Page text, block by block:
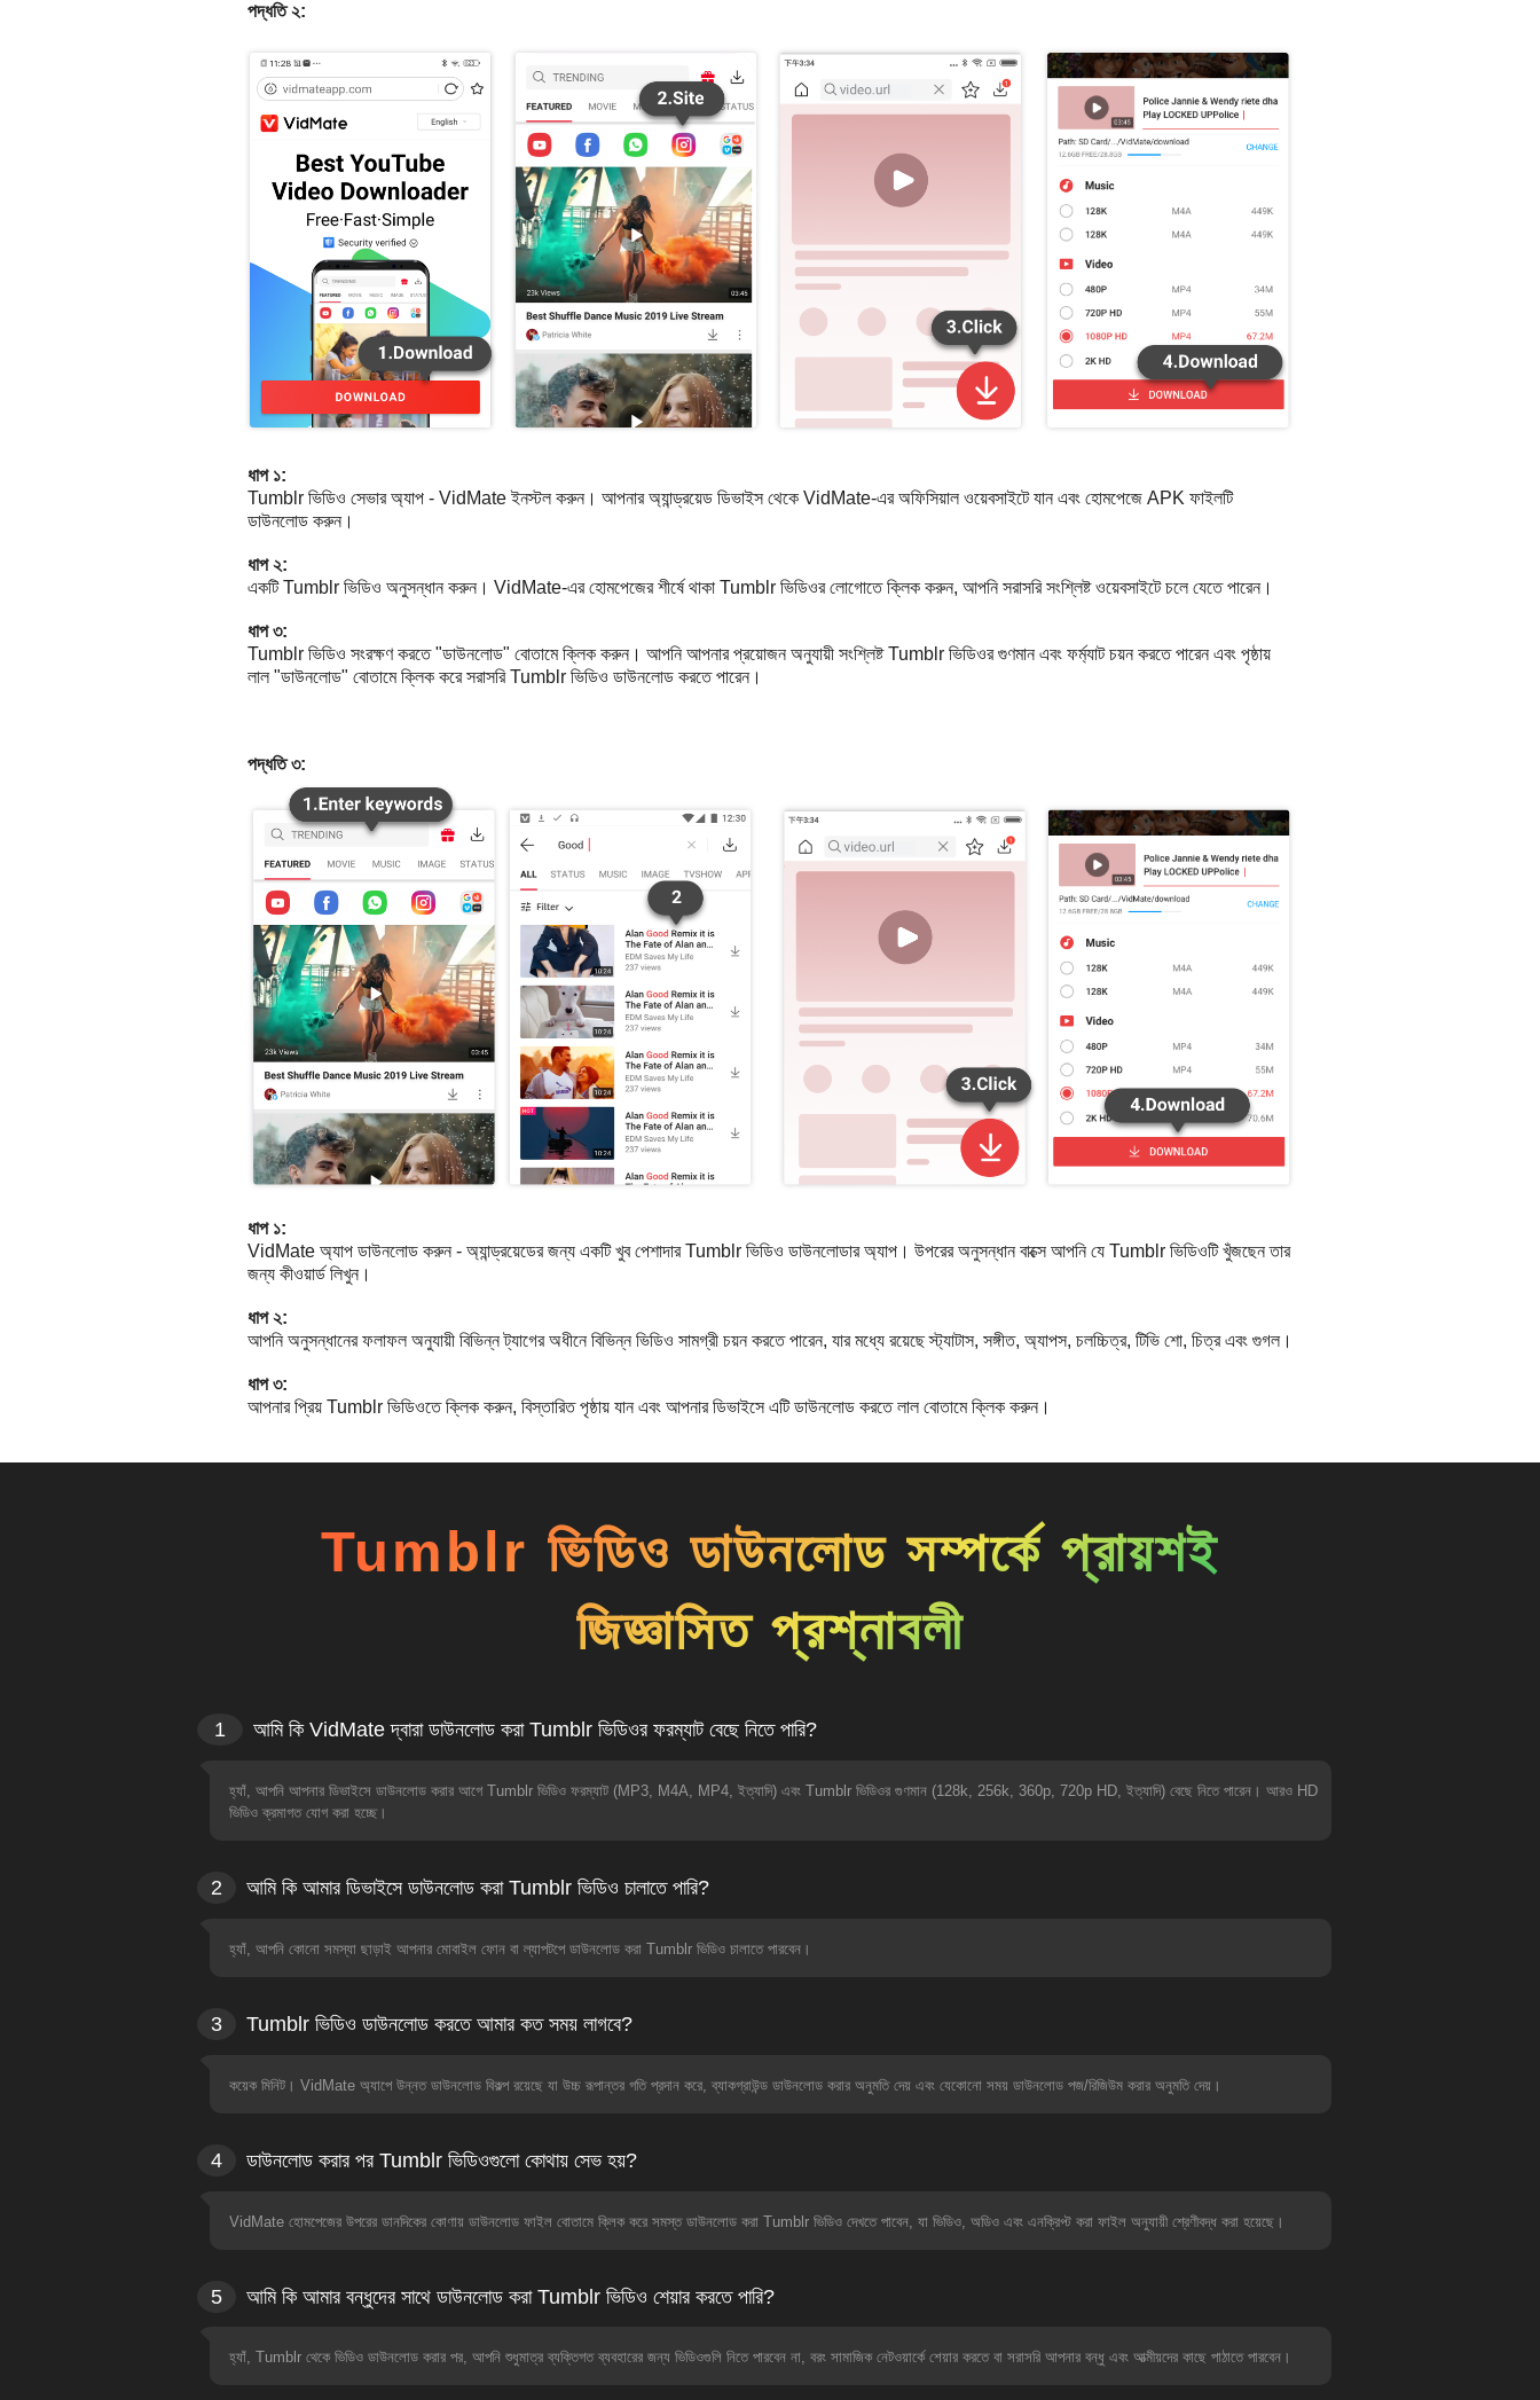
পদ্ধতি ২:
ধাপ ১:
Tumblr ভিডিও সেভার অ্যাপ - VidMate ইনস্টল করুন। আপনার অ্যান্ড্রয়েড ডিভাইস থেকে VidMate-এর অফিসিয়াল ওয়েবসাইটে যান এবং হোমপেজে APK ফাইলটি
ডাউনলোড করুন।
ধাপ ২:
একটি Tumblr ভিডিও অনুসন্ধান করুন। VidMate-এর হোমপেজের শীর্ষে থাকা Tumblr ভিডিওর লোগোতে ক্লিক করুন, আপনি সরাসরি সংশ্লিষ্ট ওয়েবসাইটে চলে যেতে পারেন।
ধাপ ৩:
Tumblr ভিডিও সংরক্ষণ করতে "ডাউনলোড" বোতামে ক্লিক করুন। আপনি আপনার প্রয়োজন অনুযায়ী সংশ্লিষ্ট Tumblr ভিডিওর গুণমান এবং ফর্ম্যাট চয়ন করতে পারেন এবং পৃষ্ঠায়
লাল "ডাউনলোড" বোতামে ক্লিক করে সরাসরি Tumblr ভিডিও ডাউনলোড করতে পারেন।
পদ্ধতি ৩:
ধাপ ১:
VidMate অ্যাপ ডাউনলোড করুন - অ্যান্ড্রয়েডের জন্য একটি খুব পেশাদার Tumblr ভিডিও ডাউনলোডার অ্যাপ। উপরের অনুসন্ধান বাক্সে আপনি যে Tumblr ভিডিওটি খুঁজছেন তার
জন্য কীওয়ার্ড লিখুন।
ধাপ ২:
আপনি অনুসন্ধানের ফলাফল অনুযায়ী বিভিন্ন ট্যাগের অধীনে বিভিন্ন ভিডিও সামগ্রী চয়ন করতে পারেন, যার মধ্যে রয়েছে স্ট্যাটাস, সঙ্গীত, অ্যাপস, চলচ্চিত্র, টিভি শো, চিত্র এবং গুগল।
ধাপ ৩:
আপনার প্রিয় Tumblr ভিডিওতে ক্লিক করুন, বিস্তারিত পৃষ্ঠায় যান এবং আপনার ডিভাইসে এটি ডাউনলোড করতে লাল বোতামে ক্লিক করুন।
Tumblr ভিডিও ডাউনলোড সম্পর্কে প্রায়শই
জিজ্ঞাসিত প্রশ্নাবলী
1 আমি কি VidMate দ্বারা ডাউনলোড করা Tumblr ভিডিওর ফরম্যাট বেছে নিতে পারি?
হ্যাঁ, আপনি আপনার ডিভাইসে ডাউনলোড করার আগে Tumblr ভিডিও ফরম্যাট (MP3, M4A, MP4, ইত্যাদি) এবং Tumblr ভিডিওর গুণমান (128k, 256k, 360p, 720p HD, ইত্যাদি) বেছে নিতে পারেন। আরও HD
ভিডিও ক্রমাগত যোগ করা হচ্ছে।
2 আমি কি আমার ডিভাইসে ডাউনলোড করা Tumblr ভিডিও চালাতে পারি?
হ্যাঁ, আপনি কোনো সমস্যা ছাড়াই আপনার মোবাইল ফোন বা ল্যাপটপে ডাউনলোড করা Tumblr ভিডিও চালাতে পারবেন।
3 Tumblr ভিডিও ডাউনলোড করতে আমার কত সময় লাগবে?
কয়েক মিনিট। VidMate অ্যাপে উন্নত ডাউনলোড বিকল্প রয়েছে যা উচ্চ রূপান্তর গতি প্রদান করে, ব্যাকগ্রাউন্ড ডাউনলোড করার অনুমতি দেয় এবং যেকোনো সময় ডাউনলোড পজ/রিজিউম করার অনুমতি দেয়।
4 ডাউনলোড করার পর Tumblr ভিডিওগুলো কোথায় সেভ হয়?
VidMate হোমপেজের উপরের ডানদিকের কোণায় ডাউনলোড ফাইল বোতামে ক্লিক করে সমস্ত ডাউনলোড করা Tumblr ভিডিও দেখতে পাবেন, যা ভিডিও, অডিও এবং এনক্রিপ্ট করা ফাইল অনুযায়ী শ্রেণীবদ্ধ করা হয়েছে।
5 আমি কি আমার বন্ধুদের সাথে ডাউনলোড করা Tumblr ভিডিও শেয়ার করতে পারি?
হ্যাঁ, Tumblr থেকে ভিডিও ডাউনলোড করার পর, আপনি শুধুমাত্র ব্যক্তিগত ব্যবহারের জন্য ভিডিওগুলি নিতে পারবেন না, বরং সামাজিক নেটওয়ার্কে শেয়ার করতে বা সরাসরি আপনার বন্ধু এবং আত্মীয়দের কাছে পাঠাতে পারবেন।